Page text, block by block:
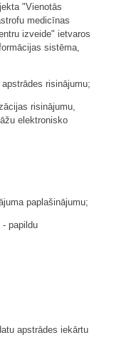
"Vienotās
medicīnas
izveide" ietvaros
sistēma,
risinājumu;
risinājumu,
elektronisko
paplašinājumu;
papildu
apstrādes iekārtu